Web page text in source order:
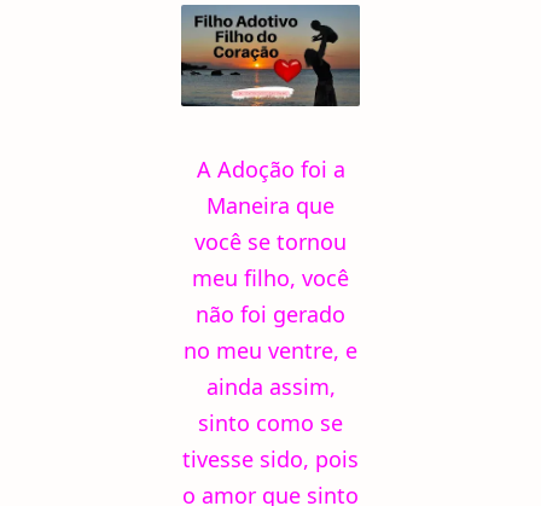
A Adoção foi a
Maneira que
você se tornou
meu filho, você
não foi gerado
no meu ventre, e
ainda assim,
sinto como se
tivesse sido, pois
o amor que sinto